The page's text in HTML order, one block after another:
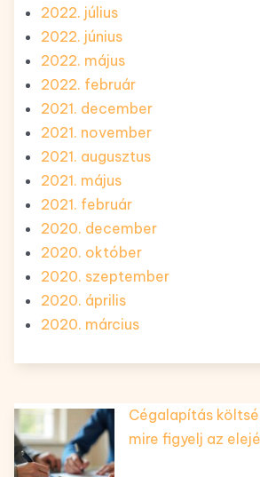
2022. július
2022. június
2022. május
2022. február
2021. december
2021. november
2021. augusztus
2021. május
2021. február
2020. december
2020. október
2020. szeptember
2020. április
2020. március
Cégalapítás
mire figyelj az